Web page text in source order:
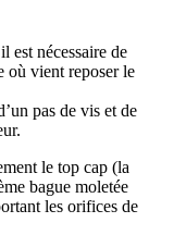
nécessaire de
où vient reposer le
pas de vis et de
le top cap (la
bague moletée
les orifices de